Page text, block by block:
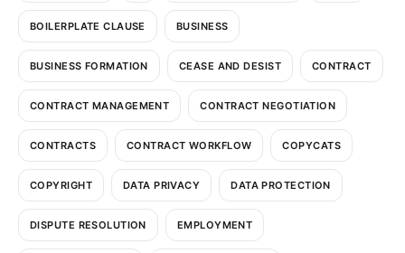
BOILERPLATE CLAUSE BUSINESS
BUSINESS FORMATION CEASE AND DESIST CONTRACT
CONTRACT MANAGEMENT CONTRACT NEGOTIATION
CONTRACTS CONTRACT WORKFLOW COPYCATS
COPYRIGHT DATA PRIVACY DATA PROTECTION
DISPUTE RESOLUTION EMPLOYMENT